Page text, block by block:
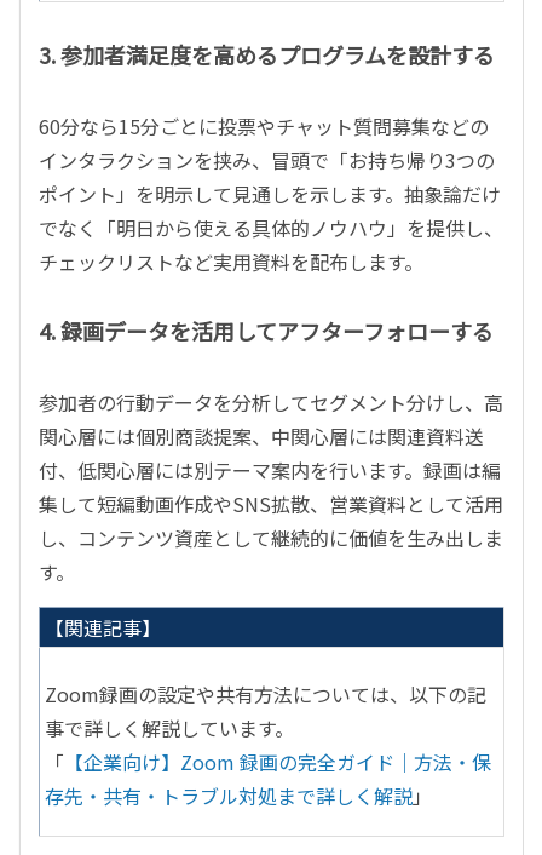
3. 参加者満足度を高めるプログラムを設計する
60分なら15分ごとに投票やチャット質問募集などの
インタラクションを挟み、冒頭で「お持ち帰り3つの
ポイント」を明示して見通しを示します。抽象論だけ
でなく「明日から使える具体的ノウハウ」を提供し、
チェックリストなど実用資料を配布します。
4. 録画データを活用してアフターフォローする
参加者の行動データを分析してセグメント分けし、高
関心層には個別商談提案、中関心層には関連資料送
付、低関心層には別テーマ案内を行います。録画は編
集して短編動画作成やSNS拡散、営業資料として活用
し、コンテンツ資産として継続的に価値を生み出しま
す。
【関連記事】
Zoom録画の設定や共有方法については、以下の記
事で詳しく解説しています。
「 【企業向け】Zoom 録画の完全ガイド｜方法・保
存先・共有・トラブル対処まで詳しく解説」